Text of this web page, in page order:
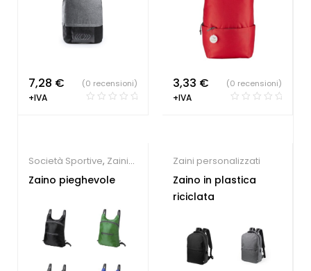
7,28 €
+IVA
(0 recensioni) 3,33 €
+IVA
(0 recensioni)
Società Sportive, Zaini
personalizzati,Gadget
Zaino pieghevole
Zaini personalizzati
Zaino in plastica
riciclata